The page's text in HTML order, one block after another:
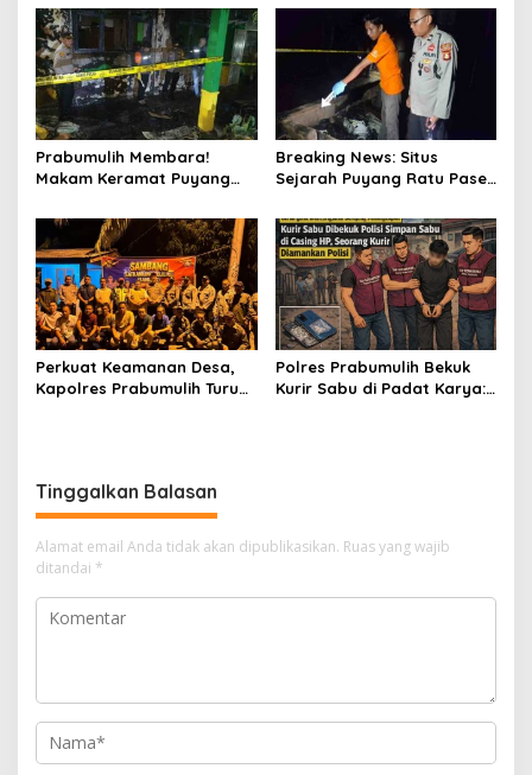
Infrastruktur
Prabumulih Membara!
Makam Keramat Puyang
Muhammadiyah Terbakar
dalam Semalam
Breaking News: Situs
Sejarah Puyang Ratu Pase
Polisi Pasang Garis Polisi!
Perkuat Keamanan Desa,
Kapolres Prabumulih Turun
Polres Prabumulih Bekuk
Kurir Sabu di Padat Karya:
Tinggalkan Balasan
Alamat email Anda tidak akan dipublikasikan. Ruas yang wajib
ditandai *